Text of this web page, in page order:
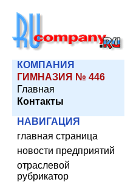
КОМПАНИЯ
ГИМНАЗИЯ № 446
Главная
Контакты
НАВИГАЦИЯ
главная страница
новости предприятий
отраслевой
рубрикатор